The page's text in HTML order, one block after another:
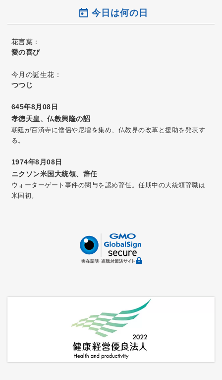
今日は何の日
花言葉：
愛の喜び
今月の誕生花：
つつじ
645年8月08日
孝徳天皇、仏教興隆の詔
朝廷が百済寺に僧侶や尼増を集め、仏教界の改革と援助を発表す
る。
1974年8月08日
ニクソン米国大統領、辞任
ウォーターゲート事件の関与を認め辞任。任期中の大統領辞職は
米国初。